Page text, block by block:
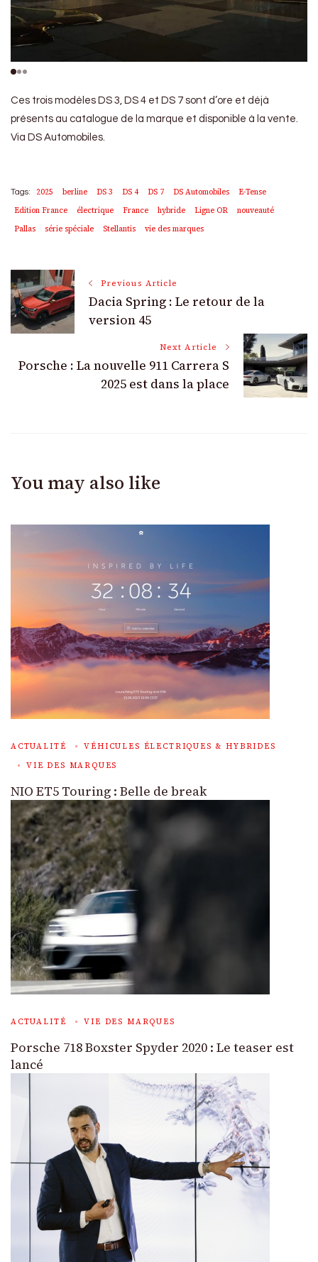
Ces trois modèles DS 3, DS 4 et DS 7 sont d’ore et déjà
présents au catalogue de la marque et disponible à la vente.
Via DS Automobiles.
Tags: 2025 berline DS 3 DS 4 DS 7 DS Automobiles
E-Tense
Edition France
électrique France hybride Ligne OR
nouveauté
Pallas
série spéciale Stellantis vie des marques
Post
Navigation
Previous Article
Dacia Spring : Le retour de la
version 45
Next Article
Porsche : La nouvelle 911 Carrera S
2025 est dans la place
You may also like
ACTUALITÉ
VÉHICULES ÉLECTRIQUES & HYBRIDES
VIE DES MARQUES
NIO ET5 Touring : Belle de break
ACTUALITÉ VIE DES MARQUES
Porsche 718 Boxster Spyder 2020 : Le teaser est
lancé